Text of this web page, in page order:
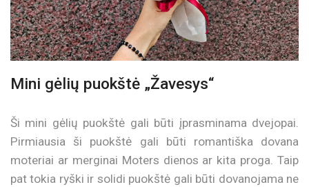
Mini gėlių puokštė „Žavesys“
Ši mini gėlių puokštė gali būti įprasminama dvejopai.
Pirmiausia ši puokštė gali būti romantiška dovana
moteriai ar merginai Moters dienos ar kita proga. Taip
pat tokia ryški ir solidi puokštė gali būti dovanojama ne